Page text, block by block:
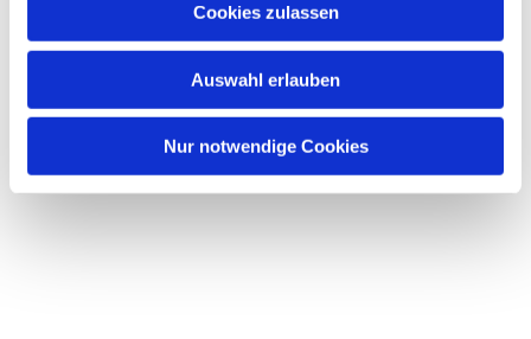
Cookies zulassen
Auswahl erlauben
Nur notwendige Cookies